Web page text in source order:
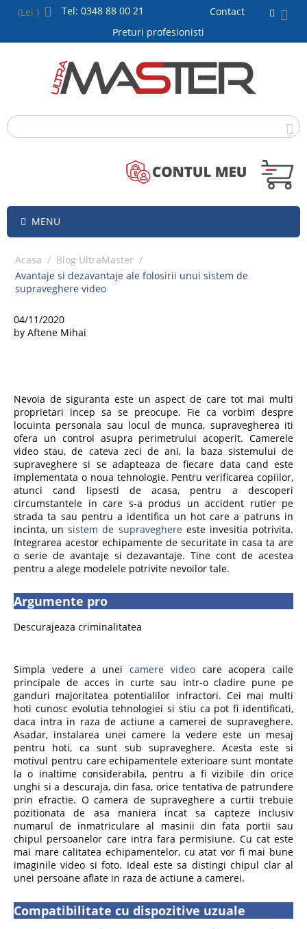
(Lei ) Tel: 0348 88 00 21
Contact
Preturi profesionisti
MENU
Acasa / Blog UltraMaster /
Avantaje si dezavantaje ale folosirii unui sistem de
supraveghere video
04/11/2020
by Aftene Mihai
Nevoia de siguranta este un aspect de care tot mai multi
proprietari incep sa se preocupe. Fie ca vorbim despre
locuinta personala sau locul de munca, supravegherea iti
ofera un control asupra perimetrului acoperit. Camerele
video stau, de cateva zeci de ani, la baza sistemului de
supraveghere si se adapteaza de fiecare data cand este
implementata o noua tehnologie. Pentru verificarea copiilor,
atunci cand lipsesti de acasa, pentru a descoperi
circumstantele in care s-a produs un accident rutier pe
strada ta sau pentru a identifica un hot care a patruns in
incinta, unsistem de supraveghereeste invesitia potrivita.
Integrarea acestor echipamente de securitate in casa ta are
o serie de avantaje si dezavantaje. Tine cont de acestea
pentru a alege modelele potrivite nevoilor tale.
Argumente pro
Descurajeaza criminalitatea
Simpla vedere a unei camere videocare acopera caile
principale de acces in curte sau intr-o cladire pune pe
ganduri majoritatea potentialilor infractori. Cei mai multi
hoti cunosc evolutia tehnologiei si stiu ca pot fi identificati,
daca intra in raza de actiune a camerei de supraveghere.
Asadar, instalarea unei camere la vedere este un mesaj
pentru hoti, ca sunt sub supraveghere. Acesta este si
motivul pentru care echipamentele exterioare sunt montate
la o inaltime considerabila, pentru a fi vizibile din orice
unghi si a descuraja, din fasa, orice tentativa de patrundere
prin efractie. O camera de supraveghere a curtii trebuie
pozitionata de asa maniera incat sa capteze inclusiv
numarul de inmatriculare al masinii din fata portii sau
chipul persoanelor care intra fara permisiune. Cu cat este
mai mare calitatea echipamentelor, cu atat vor fi mai bune
imaginile video si foto. Ideal este sa distingi chipul clar al
unei persoane aflate in raza de actiune a camerei.
Compatibilitate cu dispozitive uzuale